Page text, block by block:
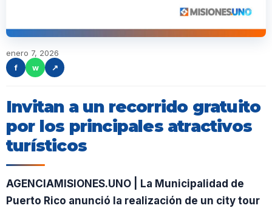
enero 7, 2026
f
w ↗
Invitan a un recorrido gratuito
por los principales atractivos
turísticos
AGENCIAMISIONES.UNO | La Municipalidad de
Puerto Rico anunció la realización de un city tour